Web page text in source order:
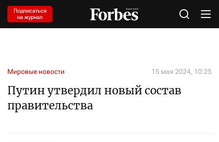
Подписаться
на журнал
Мировые новости 15 мая 2024, 10:25
Путин утвердил новый состав
правительства